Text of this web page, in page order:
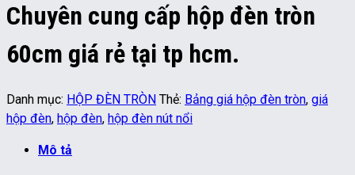
Chuyên cung cấp hộp đèn tròn
60cm giá rẻ tại tp hcm.
Danh mục: HỘP ĐÈN TRÒN Thẻ: Bảng giá hộp đèn tròn, giá
hộp đèn, hộp đèn, hộp đèn nút nổi
Mô tả